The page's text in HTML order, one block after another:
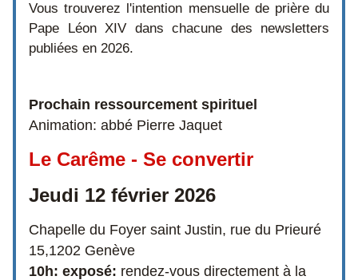
Vous trouverez l'intention mensuelle de prière du
Pape Léon XIV dans chacune des newsletters
publiées en 2026.
Prochain ressourcement spirituel
Animation: abbé Pierre Jaquet
Le Carême - Se convertir
Jeudi 12 février 2026
Chapelle du Foyer saint Justin, rue du Prieuré
15,1202 Genève
10h: exposé: rendez-vous directement à la